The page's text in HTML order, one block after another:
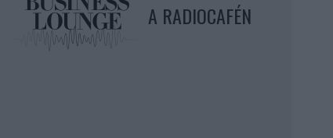
A RADIOCAFÉN